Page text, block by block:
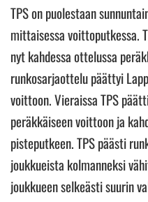
TPS on puolestaan
mittaisessa voittoputkessa.
nyt kahdessa ottelussa
runkosarjaottelu päättyi
voittoon. Vieraissa TPS
peräkkäiseen voittoon ja
pisteputkeen. TPS päästi
joukkueista kolmanneksi
joukkueen selkeästi suurin